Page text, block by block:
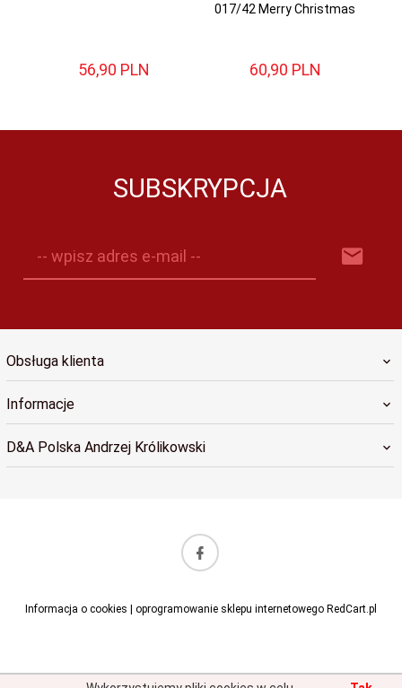
56,90 PLN
017/42 Merry Christmas
60,90 PLN
SUBSKRYPCJA
-- wpisz adres e-mail --
Obsługa klienta
Informacje
D&A Polska Andrzej Królikowski
Informacja o cookies | oprogramowanie sklepu internetowego RedCart.pl